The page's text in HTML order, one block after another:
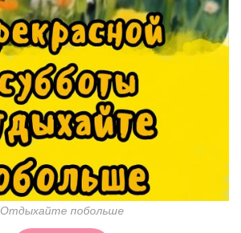
Отдыхайте побольше